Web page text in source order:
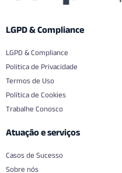
LGPD & Compliance
LGPD & Compliance
Politica de Privacidade
Termos de Uso
Política de Cookies
Trabalhe Conosco
Atuação e serviços
Casos de Sucesso
Sobre nós